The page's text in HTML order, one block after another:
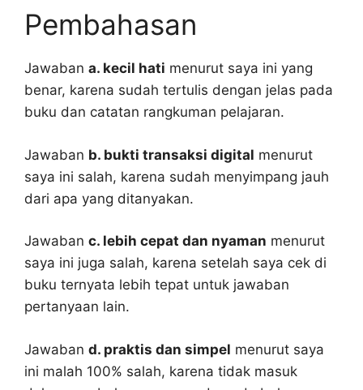
Pembahasan
Jawaban a. kecil hati menurut saya ini yang
benar, karena sudah tertulis dengan jelas pada
buku dan catatan rangkuman pelajaran.
Jawaban b. bukti transaksi digital menurut
saya ini salah, karena sudah menyimpang jauh
dari apa yang ditanyakan.
Jawaban c. lebih cepat dan nyaman menurut
saya ini juga salah, karena setelah saya cek di
buku ternyata lebih tepat untuk jawaban
pertanyaan lain.
Jawaban d. praktis dan simpel menurut saya
ini malah 100% salah, karena tidak masuk